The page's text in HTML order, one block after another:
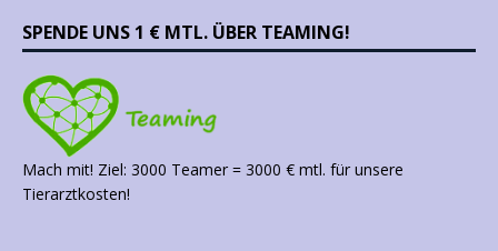
SPENDE UNS 1 € MTL. ÜBER TEAMING!
Mach mit! Ziel: 3000 Teamer = 3000 € mtl. für unsere
Tierarztkosten!